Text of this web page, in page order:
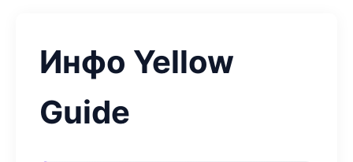
Инфо Yellow
Guide